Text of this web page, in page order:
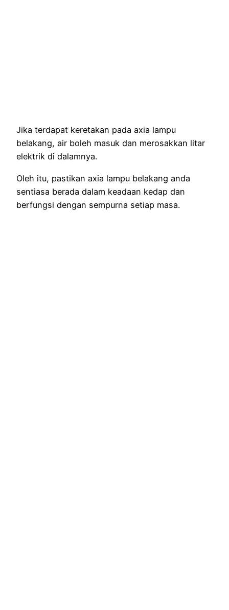
Jika terdapat keretakan pada axia lampu
belakang, air boleh masuk dan merosakkan litar
elektrik di dalamnya.
Oleh itu, pastikan axia lampu belakang anda
sentiasa berada dalam keadaan kedap dan
berfungsi dengan sempurna setiap masa.